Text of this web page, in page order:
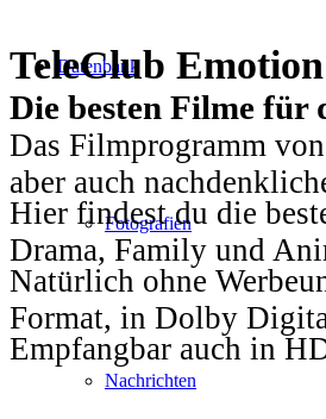
Datenbank
Fotografien
Nachrichten
TeleClub Emotion
Die besten Filme für
Das Filmprogramm
aber auch
Hier findest du die
Drama, Family und
Natürlich ohne
Format, in Dolby
Empfangbar auch in